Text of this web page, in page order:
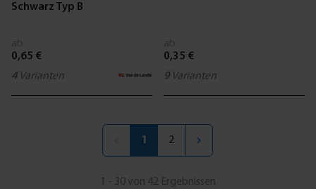
Schwarz Typ B
0,65 €
4 Varianten
0,35 €
9Varianten
1 2
1 - 30 von 42 Ergebnissen